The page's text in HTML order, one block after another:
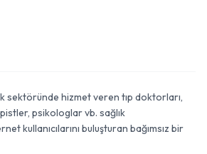
sektöründe hizmet veren tıp doktorları,
psikologlar vb. sağlık
kullanıcılarını buluşturan bağımsız bir